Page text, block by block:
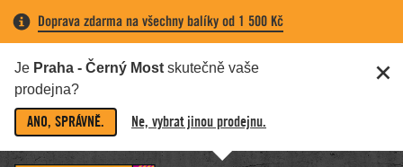
Doprava zdarma na všechny balíky od 1 500 Kč
Je Praha - Černý Most skutečně vaše
prodejna?
ANO, SPRÁVNĚ. Ne, vybrat jinou prodejnu.